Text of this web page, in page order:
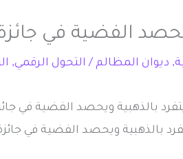
الفضية في
, ديوان المظالم / التحول الرقمي,
بالذهبية ويحصد الفضية في